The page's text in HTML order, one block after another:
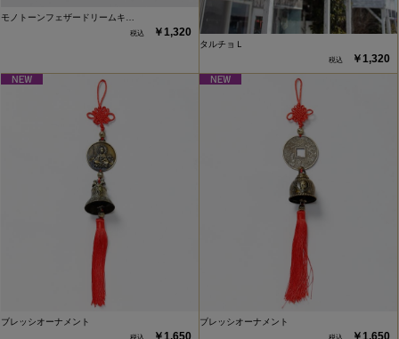
モノトーンフェザードリームキ…
￥1,320
タルチョＬ
￥1,320
ブレッシオーナメント ブレッシオーナメント